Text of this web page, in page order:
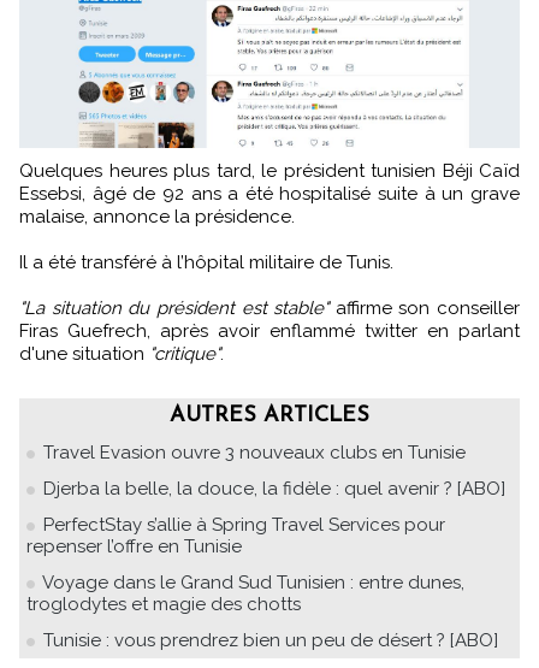
Quelques heures plus tard, le président tunisien Béji Caïd
Essebsi, âgé de 92 ans a été hospitalisé suite à un grave
malaise, annonce la présidence.
Il a été transféré à l’hôpital militaire de Tunis.
"La situation du président est stable"affirme son conseiller
Firas Guefrech, après avoir enflammé twitter en parlant
d'une situation "critique".
AUTRES ARTICLES
Travel Evasion ouvre 3 nouveaux clubs en Tunisie
Djerba la belle, la douce, la fidèle : quel avenir ? [ABO]
PerfectStay s’allie à Spring Travel Services pour
repenser l’offre en Tunisie
Voyage dans le Grand Sud Tunisien : entre dunes,
troglodytes et magie des chotts
Tunisie : vous prendrez bien un peu de désert ? [ABO]